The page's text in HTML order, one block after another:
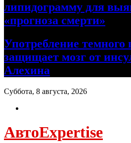
липидограмму для
«прогноза смерти»
Употребление темного
защищает мозг от
Алехина
Суббота, 8 августа, 2026
АвтоExpertise